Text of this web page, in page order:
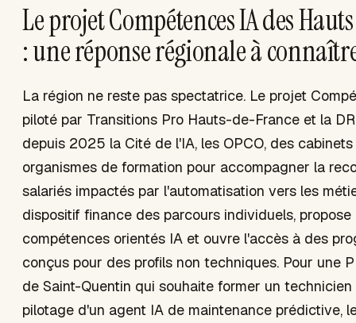
Le projet Compétences IA des
: une réponse régionale à
La région ne reste pas spectatrice. Le projet
piloté par Transitions Pro Hauts-de-France et la
depuis 2025 la Cité de l'IA, les OPCO, des
organismes de formation pour accompagner la
salariés impactés par l'automatisation vers les
dispositif finance des parcours individuels,
compétences orientés IA et ouvre l'accès à des
conçus pour des profils non techniques. Pour une
de Saint-Quentin qui souhaite former un
pilotage d'un agent IA de maintenance prédictive,